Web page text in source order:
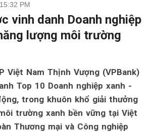
PM
vinh danh Doanh nghiệp
lượng môi trường
Việt Nam Thịnh Vượng (VPBank)
Top 10 Doanh nghiệp xanh -
trong khuôn khổ giải thưởng
trường xanh bền vững tại Việt
Thương mại và Công nghiệp